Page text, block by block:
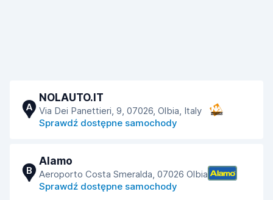
A
NOLAUTO.IT
Via Dei Panettieri, 9, 07026, Olbia, Italy
Sprawdź dostępne samochody
B
Alamo
Aeroporto Costa Smeralda, 07026 Olbia
Sprawdź dostępne samochody